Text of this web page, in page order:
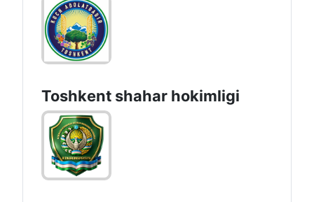
Toshkеnt shаhаr hоkimligi